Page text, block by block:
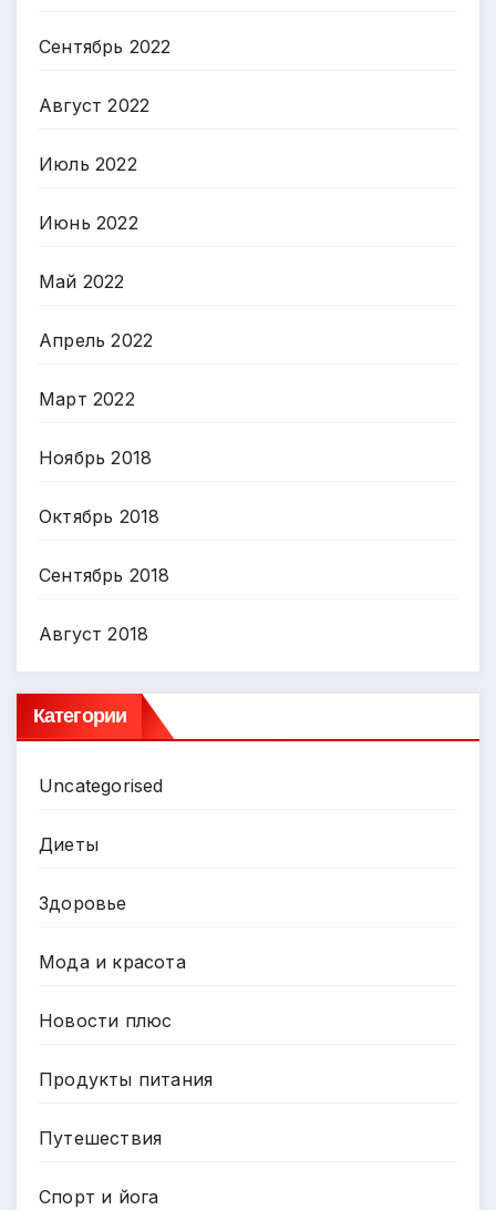
Сентябрь 2022
Август 2022
Июль 2022
Июнь 2022
Май 2022
Апрель 2022
Март 2022
Ноябрь 2018
Октябрь 2018
Сентябрь 2018
Август 2018
Категории
Uncategorised
Диеты
Здоровье
Мода и красота
Новости плюс
Продукты питания
Путешествия
Спорт и йога